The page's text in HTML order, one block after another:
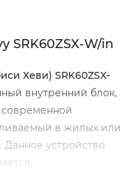
SRK60ZSX-W/in
Хеви) SRK60ZSX-
внутренний блок,
в жилых или
устройство